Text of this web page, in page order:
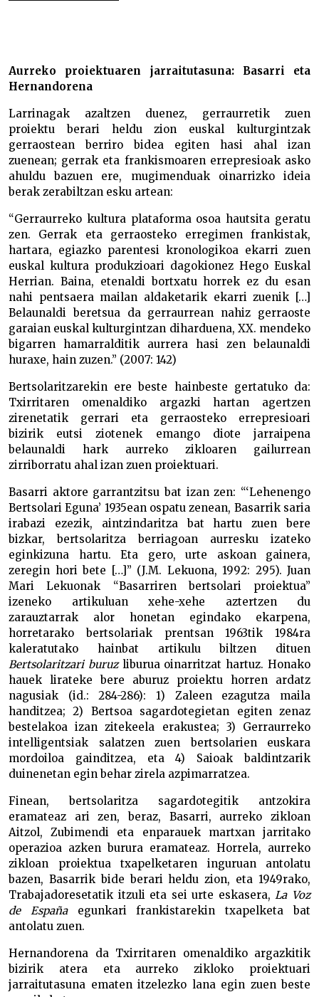
Aurreko proiektuaren jarraitutasuna: Basarri eta
Hernandorena
Larrinagak azaltzen duenez, gerraurretik zuen
proiektu berari heldu zion euskal kulturgintzak
gerraostean berriro bidea egiten hasi ahal izan
zuenean; gerrak eta frankismoaren errepresioak asko
ahuldu bazuen ere, mugimenduak oinarrizko ideia
berak zerabiltzan esku artean:
“Gerraurreko kultura plataforma osoa hautsita geratu
zen. Gerrak eta gerraosteko erregimen frankistak,
hartara, egiazko parentesi kronologikoa ekarri zuen
euskal kultura produkzioari dagokionez Hego Euskal
Herrian. Baina, etenaldi bortxatu horrek ez du esan
nahi pentsaera mailan aldaketarik ekarri zuenik […]
Belaunaldi beretsua da gerraurrean nahiz gerraoste
garaian euskal kulturgintzan diharduena, XX. mendeko
bigarren hamarralditik aurrera hasi zen belaunaldi
huraxe, hain zuzen.” (2007: 142)
Bertsolaritzarekin ere beste hainbeste gertatuko da:
Txirritaren omenaldiko argazki hartan agertzen
zirenetatik gerrari eta gerraosteko errepresioari
bizirik eutsi ziotenek emango diote jarraipena
belaunaldi hark aurreko zikloaren gailurrean
zirriborratu ahal izan zuen proiektuari.
Basarri aktore garrantzitsu bat izan zen: “‘Lehenengo
Bertsolari Eguna’ 1935ean ospatu zenean, Basarrik saria
irabazi ezezik, aintzindaritza bat hartu zuen bere
bizkar, bertsolaritza berriagoan aurresku izateko
eginkizuna hartu. Eta gero, urte askoan gainera,
zeregin hori bete […]” (J.M. Lekuona, 1992: 295). Juan
Mari Lekuonak “Basarriren bertsolari proiektua”
izeneko artikuluan xehe-xehe aztertzen du
zarauztarrak alor honetan egindako ekarpena,
horretarako bertsolariak prentsan 1963tik 1984ra
kaleratutako hainbat artikulu biltzen dituen
Bertsolaritzari buruzliburua oinarritzat hartuz. Honako
hauek lirateke bere aburuz proiektu horren ardatz
nagusiak (id.: 284-286): 1) Zaleen ezagutza maila
handitzea; 2) Bertsoa sagardotegietan egiten zenaz
bestelakoa izan zitekeela erakustea; 3) Gerraurreko
intelligentsiak salatzen zuen bertsolarien euskara
mordoiloa gainditzea, eta 4) Saioak baldintzarik
duinenetan egin behar zirela azpimarratzea.
Finean, bertsolaritza sagardotegitik antzokira
eramateaz ari zen, beraz, Basarri, aurreko zikloan
Aitzol, Zubimendi eta enparauek martxan jarritako
operazioa azken burura eramateaz. Horrela, aurreko
zikloan proiektua txapelketaren inguruan antolatu
bazen, Basarrik bide berari heldu zion, eta 1949rako,
Trabajadoresetatik itzuli eta sei urte eskasera,La Voz
de Españaegunkari frankistarekin txapelketa bat
antolatu zuen.
Hernandorena da Txirritaren omenaldiko argazkitik
bizirik atera eta aurreko zikloko proiektuari
jarraitutasuna ematen itzelezko lana egin zuen beste